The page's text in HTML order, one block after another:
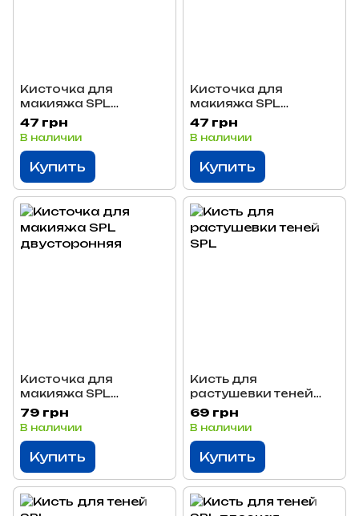
Кисточка для
макияжа SPL
двусторонняя
47 грн
В наличии
Купить
Кисточка для
макияжа SPL
двусторонняя
47 грн
В наличии
Купить
Кисточка для
макияжа SPL
двусторонняя
79 грн
В наличии
Купить
Кисть для
растушевки теней
SPL
69 грн
В наличии
Купить